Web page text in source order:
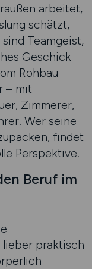
arbeitet,
schätzt,
Teamgeist,
Geschick
Rohbau
– mit
Zimmerer,
Wer seine
findet
Perspektive.
Beruf im
praktisch